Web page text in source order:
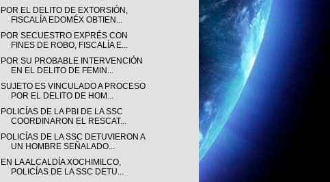
POR EL DELITO DE EXTORSIÓN,
FISCALÍA EDOMÉX OBTIEN...
POR SECUESTRO EXPRÉS CON
FINES DE ROBO, FISCALÍA E...
POR SU PROBABLE INTERVENCIÓN
EN EL DELITO DE FEMIN...
SUJETO ES VINCULADO A PROCESO
POR EL DELITO DE HOM...
POLICÍAS DE LA PBI DE LA SSC
COORDINARON EL RESCAT...
POLICÍAS DE LA SSC DETUVIERON A
UN HOMBRE SEÑALADO...
EN LA ALCALDÍA XOCHIMILCO,
POLICÍAS DE LA SSC DETU...